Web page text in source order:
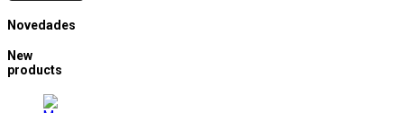
Novedades
New
products